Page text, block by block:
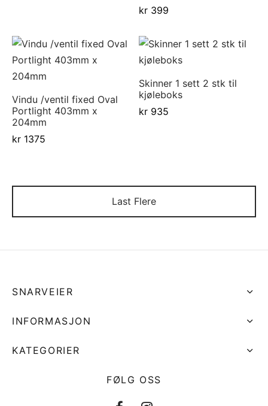
kr399
Vindu /ventil fixed Oval
Portlight 403mm x
204mm
kr 1375
Skinner 1 sett 2 stk til
kjøleboks
kr935
Last Flere
SNARVEIER
INFORMASJON
KATEGORIER
FØLG OSS